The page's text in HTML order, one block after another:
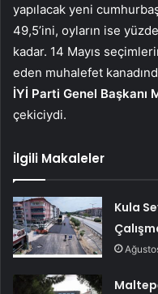
yapılacak yeni
49,5’ini, oyların ise
kadar. 14 Mayıs
eden muhalefet
İYİ Parti Genel Başkanı
çekiciydi.
İlgili Makaleler
Kula